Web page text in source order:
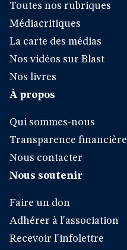
Toutes nos rubriques
Médiacritiques
La carte des médias
Nos vidéos sur Blast
Nos livres
À propos
Qui sommes-nous
Transparence financière
Nous contacter
Nous soutenir
Faire un don
Adhérer à l'association
Recevoir l'infolettre